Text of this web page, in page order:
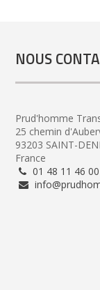
NOUS
Prud'homme
25 chemin
93203 SAINT-
France
01 48 11 46 00